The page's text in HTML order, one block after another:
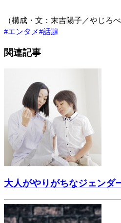
（構成・文：末吉陽子／やじろべ
#エンタメ#話題
関連記事
大人がやりがちなジェンダ